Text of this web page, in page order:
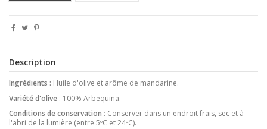
Description
Ingrédients : Huile d'olive et arôme de mandarine.
Variété d'olive : 100% Arbequina.
Conditions de conservation : Conserver dans un endroit frais, sec et à
l'abri de la lumière (entre 5ºC et 24ºC).